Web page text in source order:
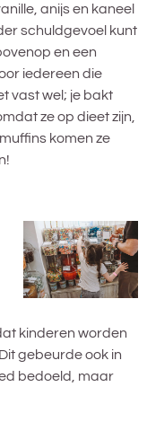
anijs en kaneel
schuldgevoel kunt
en een
iedereen die
vast wel; je bakt
ze op dieet zijn,
komen ze
kinderen worden
gebeurde ook in
bedoeld, maar